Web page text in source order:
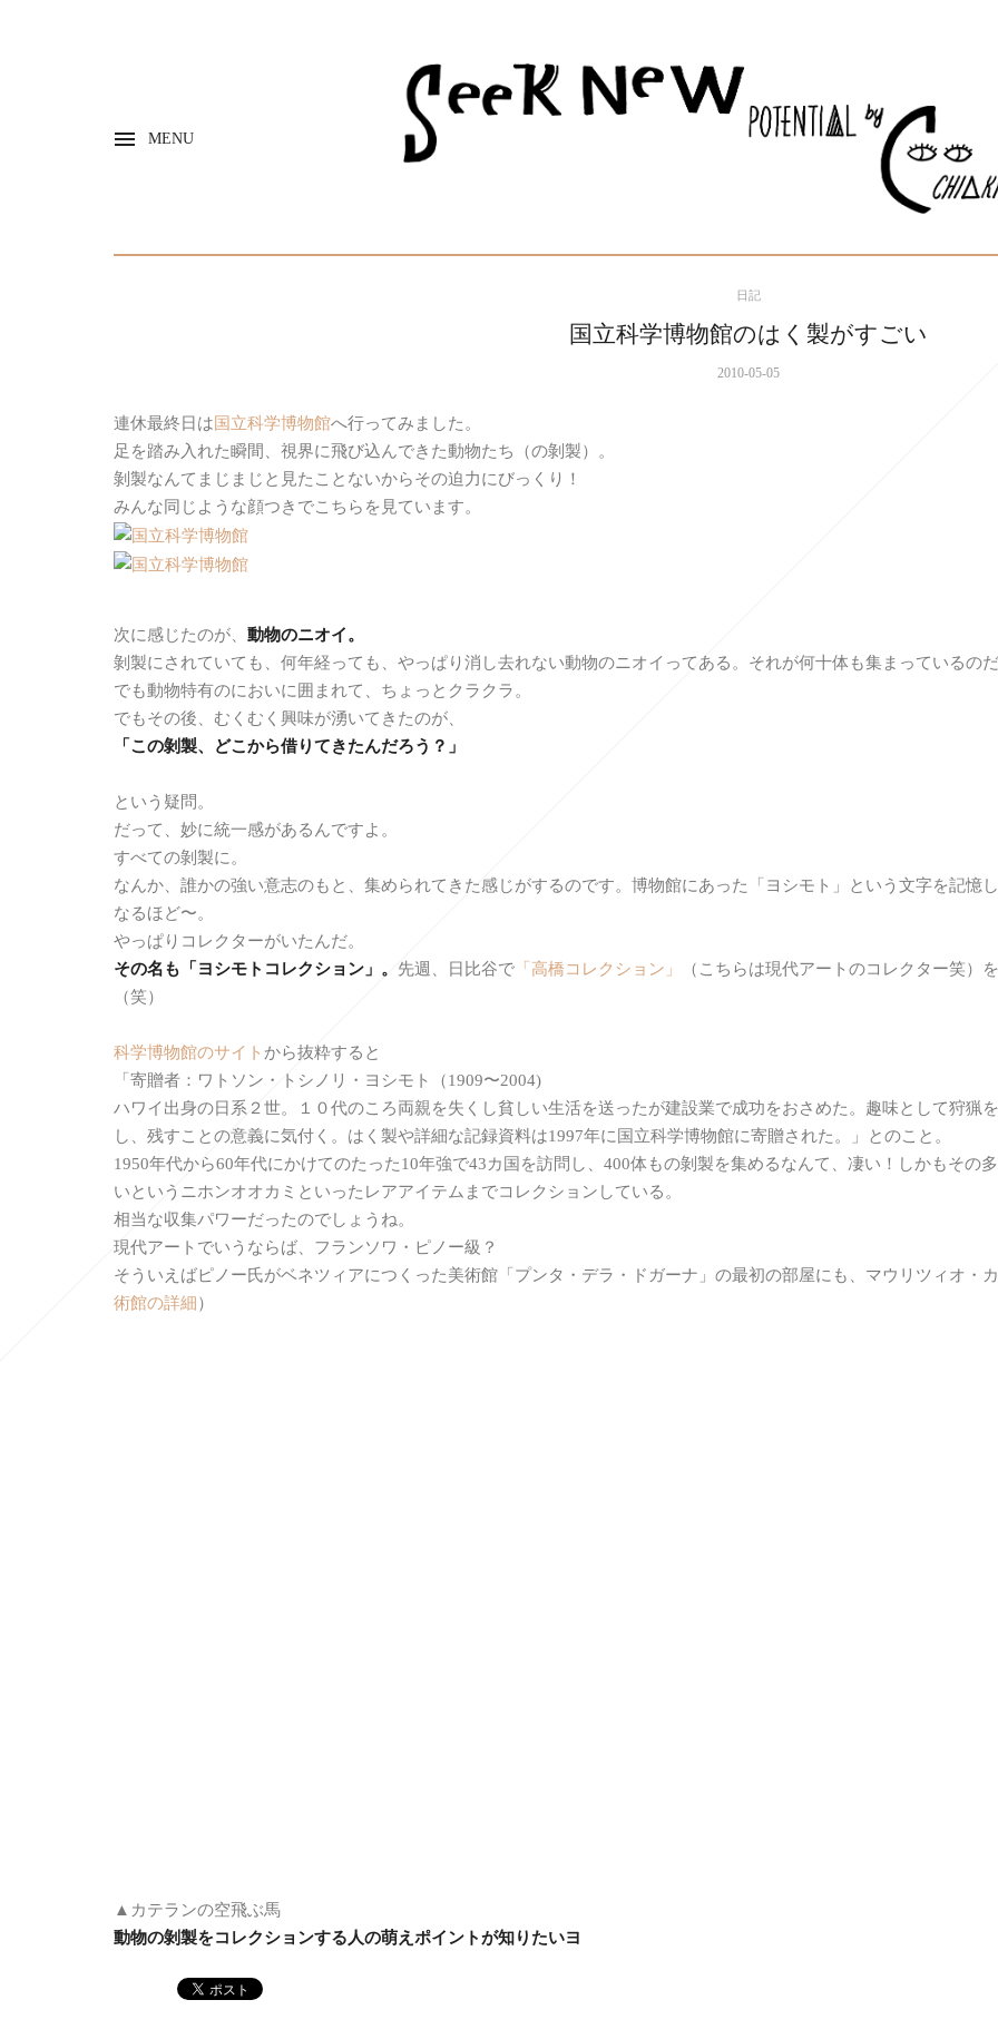
MENU
日記
国立科学博物館のはく製がすごい
2010-05-05
連休最終日は 国立科学博物館へ行ってみました。
足を踏み入れた瞬間、視界に飛び込んできた動物たち（の剝製）。
剝製なんてまじまじと見たことないからその迫力にびっくり！
みんな同じような顔つきでこちらを見ています。
次に感じたのが、 動物のニオイ。
剝製にされていても、何年経っても、やっぱり消し去れない動物のニオイってある。それが何十体も集まっているの
でも動物特有のにおいに囲まれて、ちょっとクラクラ。
でもその後、むくむく興味が湧いてきたのが、
「この剝製、どこから借りてきたんだろう？」
という疑問。
だって、妙に統一感があるんですよ。
すべての剝製に。
なんか、誰かの強い意志のもと、集められてきた感じがするのです。博物館にあった「ヨシモト」という文字を記憶
なるほど〜。
やっぱりコレクターがいたんだ。
その名も「ヨシモトコレクション」。 先週、日比谷で 「高橋コレクション」
（こちらは現代アートのコレクター笑）
（笑）
科学博物館のサイト から抜粋すると
「寄贈者：ワトソン・トシノリ・ヨシモト（1909〜2004)
ハワイ出身の日系２世。１０代のころ両親を失くし貧しい生活を送ったが建設業で成功をおさめた。趣味として狩猟
し、残すことの意義に気付く。はく製や詳細な記録資料は1997年に国立科学博物館に寄贈された。」とのこと。
1950年代から60年代にかけてのたった10年強で43カ国を訪問し、400体もの剝製を集めるなんて、凄い！しかもその
いというニホンオオカミといったレアアイテムまでコレクションしている。
相当な収集パワーだったのでしょうね。
現代アートでいうならば、フランソワ・ピノー級？
そういえばピノー氏がベネツィアにつくった美術館「プンタ・デラ・ドガーナ」の最初の部屋にも、マウリツィオ・
術館の詳細）
▲カテランの空飛ぶ馬
動物の剝製をコレクションする人の萌えポイントが知りたいヨ